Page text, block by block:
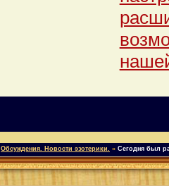
Обсуждения. Новости эзотерики. » Сегодня был